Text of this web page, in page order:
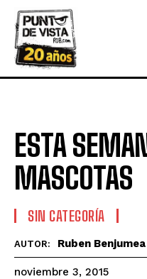
ESTA
MASCOTAS
SIN CATEGORÍA
AUTOR: Ruben Benjumea
noviembre 3, 2015